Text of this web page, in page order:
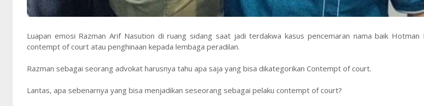
Luapan emosi Razman Arif Nasution di ruang sidang saat jadi terdakwa kasus pencemaran nama baik Hotman
contempt of court atau penghinaan kepada lembaga peradilan.
Razman sebagai seorang advokat harusnya tahu apa saja yang bisa dikategorikan Contempt of court.
Lantas, apa sebenarnya yang bisa menjadikan seseorang sebagai pelaku contempt of court?